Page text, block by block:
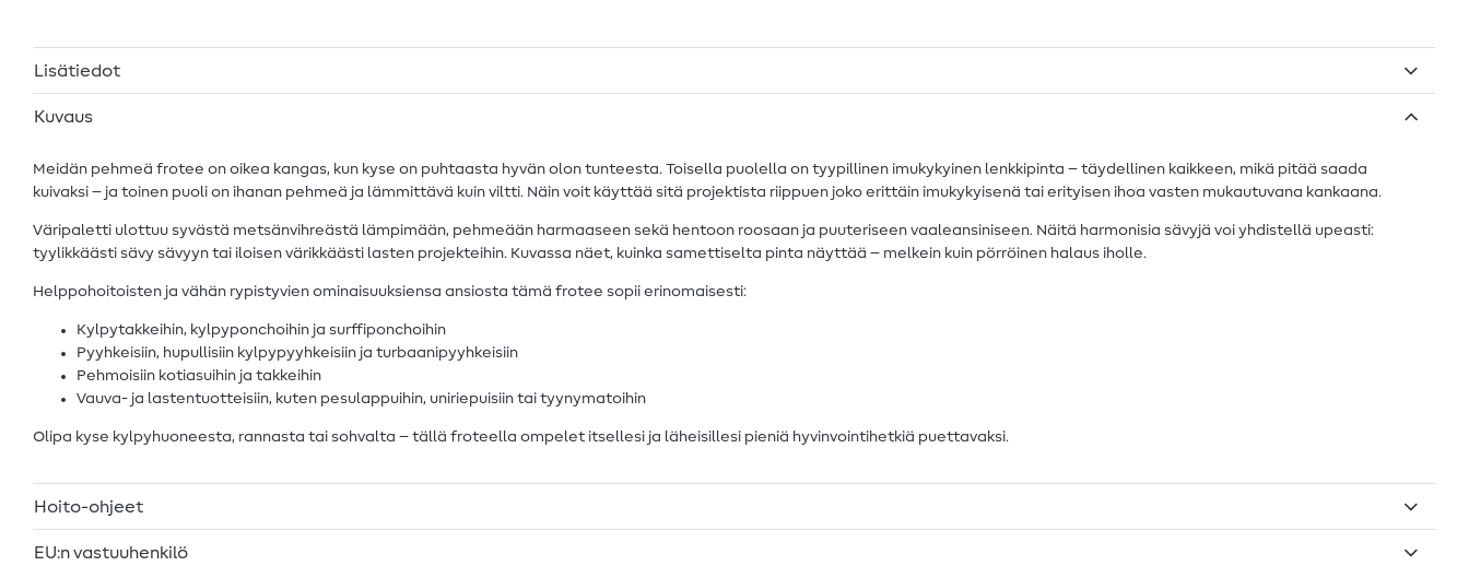
Lisätiedot
Kuvaus
Meidän pehmeä frotee on oikea kangas, kun kyse on puhtaasta hyvän olon tunteesta. Toisella puolella on tyypillinen imukykyinen lenkkipinta – täydellinen kaikkeen, mikä pitää saada
kuivaksi – ja toinen puoli on ihanan pehmeä ja lämmittävä kuin viltti. Näin voit käyttää sitä projektista riippuen joko erittäin imukykyisenä tai erityisen ihoa vasten mukautuvana kankaana.
Väripaletti ulottuu syvästä metsänvihreästä lämpimään, pehmeään harmaaseen sekä hentoon roosaan ja puuteriseen vaaleansiniseen. Näitä harmonisia sävyjä voi yhdistellä upeasti:
tyylikkäästi sävy sävyyn tai iloisen värikkäästi lasten projekteihin. Kuvassa näet, kuinka samettiselta pinta näyttää – melkein kuin pörröinen halaus iholle.
Helppohoitoisten ja vähän rypistyvien ominaisuuksiensa ansiosta tämä frotee sopii erinomaisesti:
Kylpytakkeihin, kylpyponchoihin ja surffiponchoihin
Pyyhkeisiin, hupullisiin kylpypyyhkeisiin ja turbaanipyyhkeisiin
Pehmoisiin kotiasuihin ja takkeihin
Vauva- ja lastentuotteisiin, kuten pesulappuihin, uniriepuisiin tai tyynymatoihin
Olipa kyse kylpyhuoneesta, rannasta tai sohvalta – tällä froteella ompelet itsellesi ja läheisillesi pieniä hyvinvointihetkiä puettavaksi.
Hoito-ohjeet
EU:n vastuuhenkilö